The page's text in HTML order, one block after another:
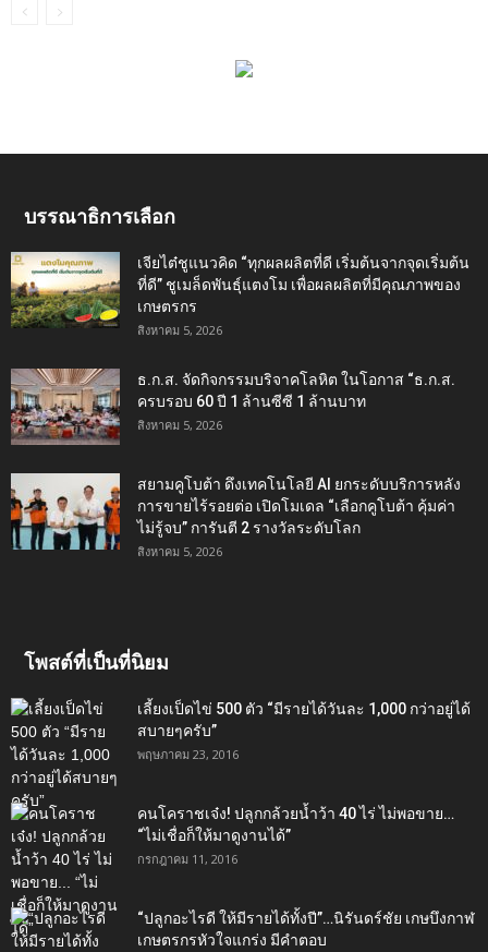
บรรณาธิการเลือก
เจียไต๋ชูแนวคิด “ทุกผลผลิตที่ดี เริ่มต้นจากจุดเริ่มต้น
ที่ดี” ชูเมล็ดพันธุ์แตงโม เพื่อผลผลิตที่มีคุณภาพของ
เกษตรกร
สิงหาคม 5, 2026
ธ.ก.ส. จัดกิจกรรมบริจาคโลหิต ในโอกาส “ธ.ก.ส.
ครบรอบ 60 ปี 1 ล้านซีซี 1 ล้านบาท
สิงหาคม 5, 2026
สยามคูโบต้า ดึงเทคโนโลยี AI ยกระดับบริการหลัง
การขายไร้รอยต่อ เปิดโมเดล “เลือกคูโบต้า คุ้มค่า
ไม่รู้จบ” การันตี 2 รางวัลระดับโลก
สิงหาคม 5, 2026
โพสต์ที่เป็นที่นิยม
เลี้ยงเป็ดไข่ 500 ตัว “มีรายได้วันละ 1,000 กว่าอยู่ได้
สบายๆครับ”
พฤษภาคม 23, 2016
คนโคราชเจ๋ง! ปลูกกล้วยน้ำว้า 40 ไร่ ไม่พอขาย…
“ไม่เชื่อก็ให้มาดูงานได้”‬
กรกฎาคม 11, 2016
“ปลูกอะไรดี ให้มีรายได้ทั้งปี”…นิรันดร์ชัย เกษบึงกาฬ
เกษตรกรหัวใจแกร่ง มีคำตอบ